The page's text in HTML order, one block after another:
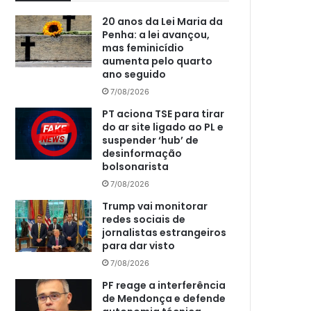
20 anos da Lei Maria da
Penha: a lei avançou,
mas feminicídio
aumenta pelo quarto
ano seguido
7/08/2026
PT aciona TSE para tirar
do ar site ligado ao PL e
suspender ‘hub’ de
desinformação
bolsonarista
7/08/2026
Trump vai monitorar
redes sociais de
jornalistas estrangeiros
para dar visto
7/08/2026
PF reage a interferência
de Mendonça e defende